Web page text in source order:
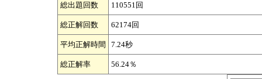
総出題回数 110551回
総正解回数 62174回
平均正解時間 7.24秒
総正解率 56.24％